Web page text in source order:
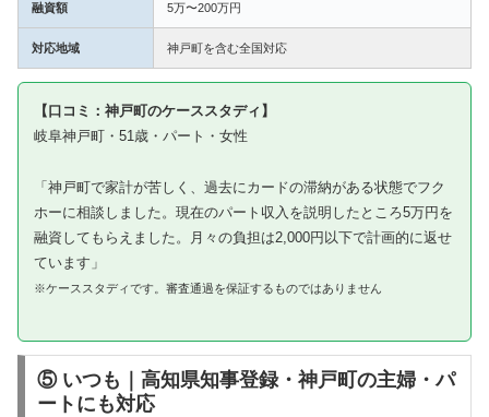
融資額 5万〜200万円
対応地域 神戸町を含む全国対応
【口コミ：神戸町のケーススタディ】
岐阜神戸町・51歳・パート・女性
「神戸町で家計が苦しく、過去にカードの滞納がある状態でフク
ホーに相談しました。現在のパート収入を説明したところ5万円を
融資してもらえました。月々の負担は2,000円以下で計画的に返せ
ています」
※ケーススタディです。審査通過を保証するものではありません
⑤ いつも｜高知県知事登録・神戸町の主婦・パ
ートにも対応